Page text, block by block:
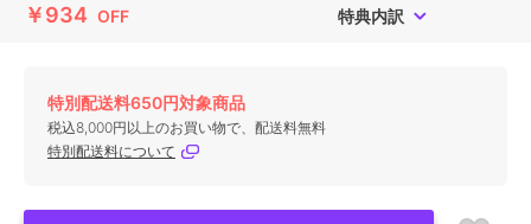
￥934 OFF 特典内訳
特別配送料650円対象商品
税込8,000円以上のお買い物で、配送料無料
特別配送料について